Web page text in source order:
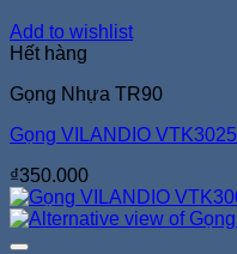
Add to wishlist
Hết hàng
Gọng Nhựa TR90
Gọng VILANDIO VTK3025
₫350.000